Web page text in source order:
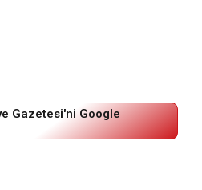
Gazetesi'ni Google